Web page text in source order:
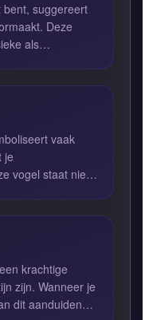
suggereert
Deze
als
vaak
je
vogel staat niet
krachtige
zijn. Wanneer je
dit aanduiden